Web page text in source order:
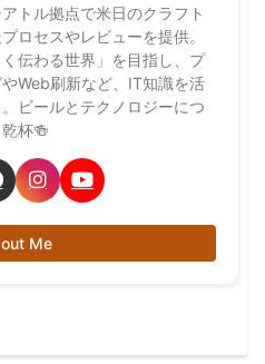
トル拠点で米日のクラフト
ロセスやレビューを提供。
伝わる世界」を目指し、プ
Web刷新など、IT知識を活
ビールとテクノロジーにつ
杯🍻
Me